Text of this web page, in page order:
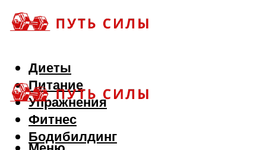
Диеты
Питание
Упражнения
Фитнес
Бодибилдинг